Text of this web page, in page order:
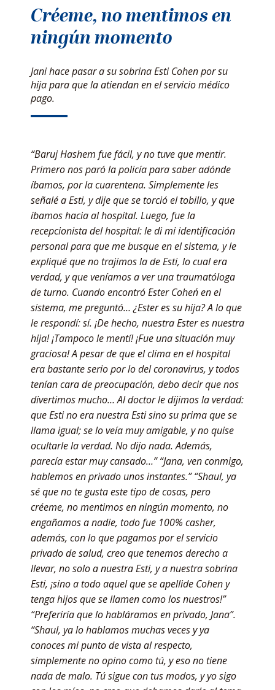
Créeme, no mentimos en
ningún momento
Jani hace pasar a su sobrina Esti Cohen por su
hija para que la atiendan en el servicio médico
pago.
“Baruj Hashem fue fácil, y no tuve que mentir.
Primero nos paró la policía para saber adónde
íbamos, por la cuarentena. Simplemente les
señalé a Esti, y dije que se torció el tobillo, y que
íbamos hacia al hospital. Luego, fue la
recepcionista del hospital: le di mi identificación
personal para que me busque en el sistema, y le
expliqué que no trajimos la de Esti, lo cual era
verdad, y que veníamos a ver una traumatóloga
de turno. Cuando encontró ´Ester Cohen´ en el
sistema, me preguntó… ¿Ester es su hija? A lo que
le respondí: sí. ¡De hecho, nuestra Ester es nuestra
hija! ¡Tampoco le mentí! ¡Fue una situación muy
graciosa! A pesar de que el clima en el hospital
era bastante serio por lo del coronavirus, y todos
tenían cara de preocupación, debo decir que nos
divertimos mucho… Al doctor le dijimos la verdad:
que Esti no era nuestra Esti sino su prima que se
llama igual; se lo veía muy amigable, y no quise
ocultarle la verdad. No dijo nada. Además,
parecía estar muy cansado…” “Jana, ven conmigo,
hablemos en privado unos instantes.” “Shaul, ya
sé que no te gusta este tipo de cosas, pero
créeme, no mentimos en ningún momento, no
engañamos a nadie, todo fue 100% casher,
además, con lo que pagamos por el servicio
privado de salud, creo que tenemos derecho a
llevar, no solo a nuestra Esti, y a nuestra sobrina
Esti, ¡sino a todo aquel que se apellide Cohen y
tenga hijos que se llamen como los nuestros!”
“Preferiría que lo habláramos en privado, Jana”.
“Shaul, ya lo hablamos muchas veces y ya
conoces mi punto de vista al respecto,
simplemente no opino como tú, y eso no tiene
nada de malo. Tú sigue con tus modos, y yo sigo